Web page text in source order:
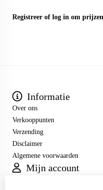
Registreer of log in om
Informatie
Over ons
Verkooppunten
Verzending
Disclaimer
Algemene voorwaarden
Mijn account